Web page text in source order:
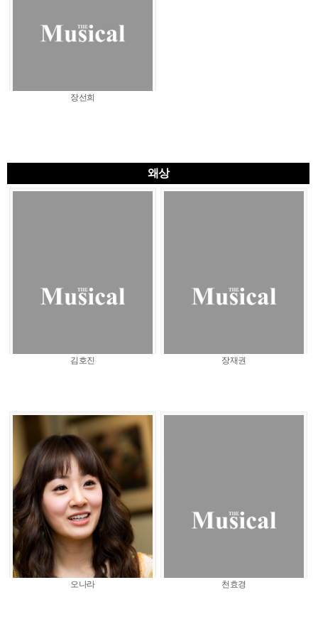
장선희
왜상
김호진 장재권
오나라 천효경